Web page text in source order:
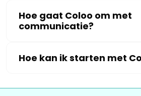
Hoe gaat Coloo om met
communicatie?
Hoe kan ik starten met